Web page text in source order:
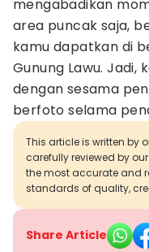
mengabadikan
area puncak saja,
kamu dapatkan di
Gunung Lawu.
dengan sesama
berfoto selama
This article is written by
carefully reviewed by
the most accurate and
standards of quality,
Share Article